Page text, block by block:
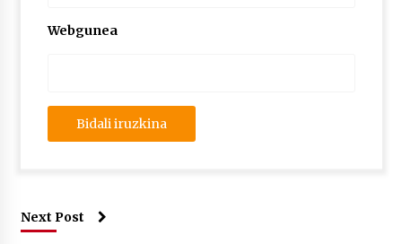
Webgunea
Next Post